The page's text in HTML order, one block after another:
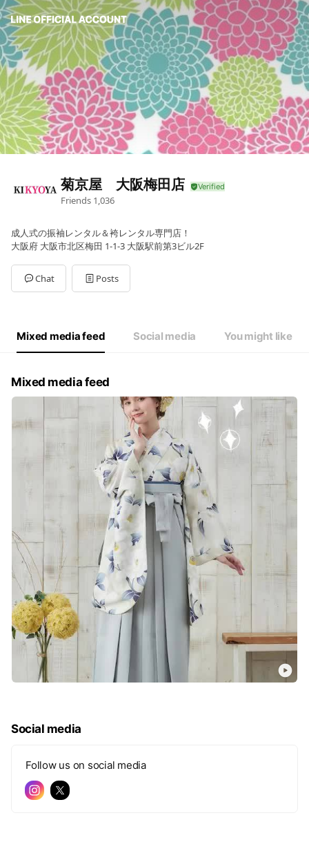
菊京屋 大阪梅田店
Friends 1,036
成人式の振袖レンタル＆袴レンタル専門店！
大阪府 大阪市北区梅田 1-1-3 大阪駅前第3ビル2F
Chat Posts
Mixed media feed Social media You might like
Mixed media feed
Social media
Follow us on social media